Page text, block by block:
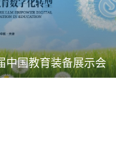
中国教育装备展示会